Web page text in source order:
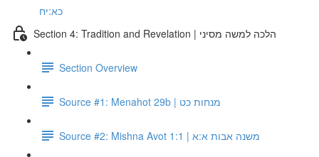
כא:יח
Section 4: Tradition and Revelation | הלכה למשה מסיני
Section Overview
Source #1: Menahot 29b | מנחות כט
Source #2: Mishna Avot 1:1 | משנה אבות א:א